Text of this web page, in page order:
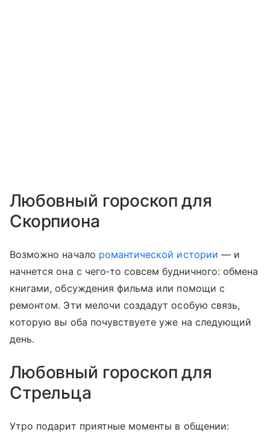
Любовный гороскоп для
Скорпиона
Возможно начало романтической истории — и
начнется она с чего‑то совсем будничного: обмена
книгами, обсуждения фильма или помощи с
ремонтом. Эти мелочи создадут особую связь,
которую вы оба почувствуете уже на следующий
день.
Любовный гороскоп для
Стрельца
Утро подарит приятные моменты в общении: